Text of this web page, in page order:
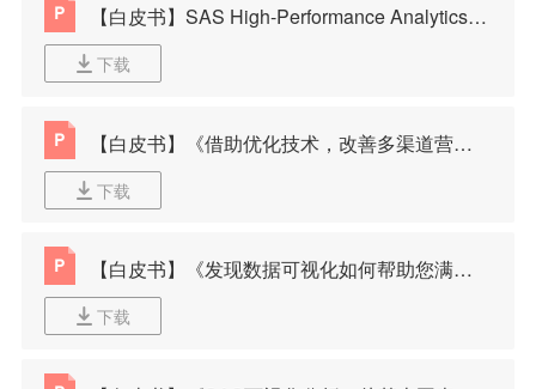
【白皮书】SAS High-Performance Analytics高性能分析
下载
【白皮书】《借助优化技术，改善多渠道营销》英文版
下载
【白皮书】《发现数据可视化如何帮助您满足BI发展和大数据要求》英文版
下载